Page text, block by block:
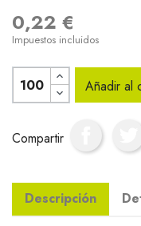
0,22 €
Impuestos incluidos
Añadir al
Compartir
Descripción